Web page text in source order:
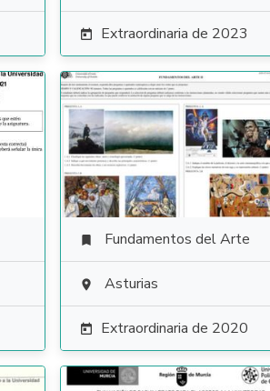
 Extraordinaria de 2023
 Fundamentos del Arte
 Asturias
 Extraordinaria de 2020